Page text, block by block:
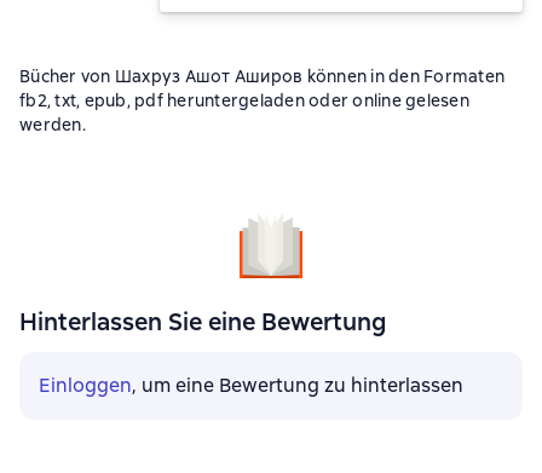
Bücher von Шахруз Ашот Аширов können in den Formaten
fb2, txt, epub, pdf heruntergeladen oder online gelesen
werden.
Hinterlassen Sie eine Bewertung
Einloggen, um eine Bewertung zu hinterlassen